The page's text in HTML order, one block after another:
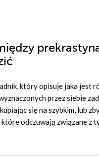
który opisuje jaka jest
przez siebie
się na szybkim, lub
odczuwają związane z